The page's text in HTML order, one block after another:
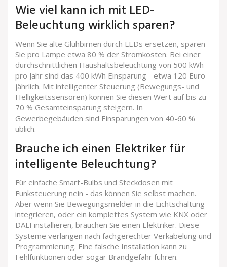
Wie viel kann ich mit LED-
Beleuchtung wirklich sparen?
Wenn Sie alte Glühbirnen durch LEDs ersetzen, sparen
Sie pro Lampe etwa 80 % der Stromkosten. Bei einer
durchschnittlichen Haushaltsbeleuchtung von 500 kWh
pro Jahr sind das 400 kWh Einsparung - etwa 120 Euro
jährlich. Mit intelligenter Steuerung (Bewegungs- und
Helligkeitssensoren) können Sie diesen Wert auf bis zu
70 % Gesamteinsparung steigern. In
Gewerbegebäuden sind Einsparungen von 40-60 %
üblich.
Brauche ich einen Elektriker für
intelligente Beleuchtung?
Für einfache Smart-Bulbs und Steckdosen mit
Funksteuerung nein - das können Sie selbst machen.
Aber wenn Sie Bewegungsmelder in die Lichtschaltung
integrieren, oder ein komplettes System wie KNX oder
DALI installieren, brauchen Sie einen Elektriker. Diese
Systeme verlangen nach fachgerechter Verkabelung und
Programmierung. Eine falsche Installation kann zu
Fehlfunktionen oder sogar Brandgefahr führen.